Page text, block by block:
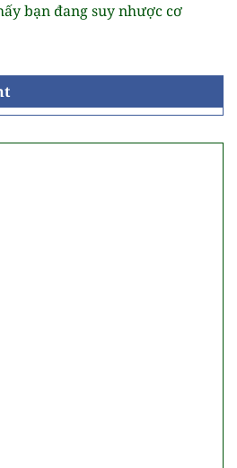
bạn đang suy nhược cơ